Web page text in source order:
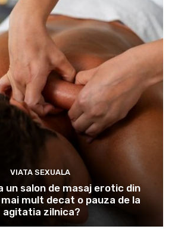
VIATA SEXUALA
un salon de masaj erotic din
mult decat o pauza de la
agitatia zilnica?